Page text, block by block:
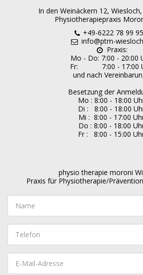
In den Weinäckern 12,
Physiotherapiepraxis
+49-6222 78 99
info@ptm-
Praxis:
Mo - Do: 7:00 - 20:00
Fr:            7:00 - 17:00
und nach
Besetzung der
Mo : 8:00 - 18:00
Di :   8:00 - 18:00
Mi :  8:00 - 17:00
Do : 8:00 - 18:00
Fr :   8:00 - 15:00
physio therapie moroni
Praxis für Physiotherapie/